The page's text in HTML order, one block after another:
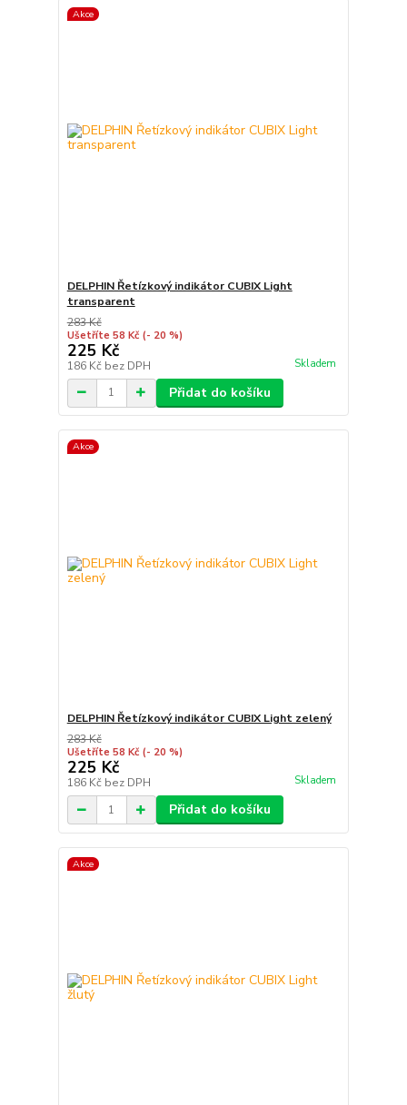
Akce
DELPHIN Řetízkový indikátor CUBIX Light
transparent
283 Kč
Ušetříte 58 Kč (- 20 %)
225 Kč
186 Kč bez DPH Skladem
Přidat do košíku
Akce
DELPHIN Řetízkový indikátor CUBIX Light zelený
283 Kč
Ušetříte 58 Kč (- 20 %)
225 Kč
186 Kč bez DPH Skladem
Přidat do košíku
Akce